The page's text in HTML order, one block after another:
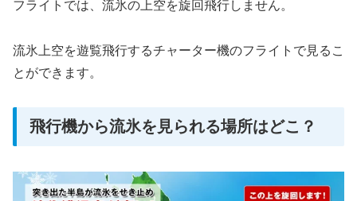
フライトでは、流氷の上空を旋回飛行しません。
流氷上空を遊覧飛行するチャーター機のフライトで見るこ
とができます。
飛行機から流氷を見られる場所はどこ？